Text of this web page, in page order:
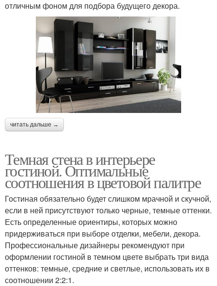
отличным фоном для подбора будущего декора.
читать дальше →
Темная стена в интерьере
гостиной. Оптимальные
соотношения в цветовой палитре
Гостиная обязательно будет слишком мрачной и скучной,
если в ней присутствуют только черные, темные оттенки.
Есть определенные ориентиры, которых можно
придерживаться при выборе отделки, мебели, декора.
Профессиональные дизайнеры рекомендуют при
оформлении гостиной в темном цвете выбрать три вида
оттенков: темные, средние и светлые, использовать их в
соотношении 2:2:1.